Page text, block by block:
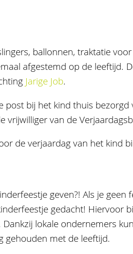
ballonnen, traktatie
afgestemd op de leeftijd.
Jarige Job.
post bij het kind thuis
van de
de verjaardag van het kind
geven?! Als je geen
gedacht! Hiervoor
lokale onder­nemers
gehouden met de leeftijd.